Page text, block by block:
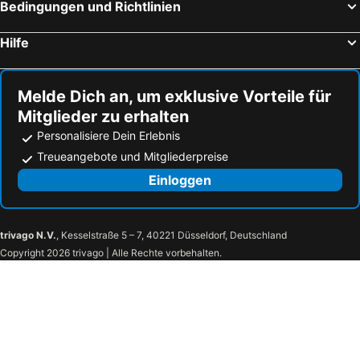
Bedingungen und Richtlinien
Hilfe
Melde Dich an, um exklusive Vorteile für
Mitglieder zu erhalten
Personalisiere Dein Erlebnis
Treueangebote und Mitgliederpreise
Einloggen
trivago N.V., Kesselstraße 5 – 7, 40221 Düsseldorf, Deutschland
Copyright 2026 trivago | Alle Rechte vorbehalten.